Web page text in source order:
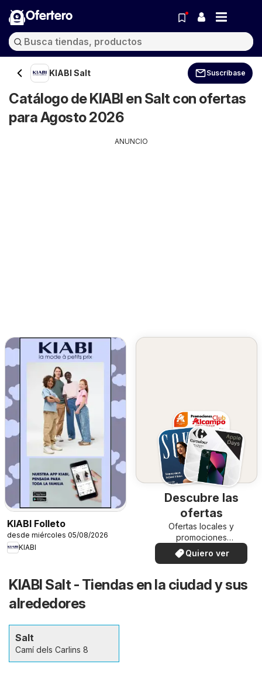
Ofertero
KIABI Salt Suscríbase
Catálogo de KIABI en Salt con ofertas
para Agosto 2026
ANUNCIO
KIABI Folleto
desde miércoles 05/08/2026
KIABI
Descubre las
ofertas
Ofertas locales y
promociones
especiales.
Quiero ver
KIABI Salt - Tiendas en la ciudad y sus
alrededores
Salt
Camí dels Carlins 8